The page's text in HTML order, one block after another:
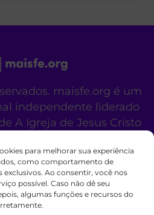
para melhorar sua experiência
como comportamento de
Ao consentir, você nos
possível. Caso não dê seu
algumas funções e recursos do
maisfe.org é um
independente liderado
A Igreja de Jesus Cristo
oficial da organização
acima.
Políticas de Cookies